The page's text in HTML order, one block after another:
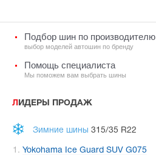
Подбор шин по производителю
выбор моделей автошин по бренду
Помощь специалиста
Мы поможем вам выбрать шины
ЛИДЕРЫ ПРОДАЖ
Зимние шины 315/35 R22
Yokohama Ice Guard SUV G075